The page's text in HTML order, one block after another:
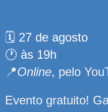
🗓️ 27 de agosto
🕐 às 19h
📍Online, pelo
Evento gratuito!